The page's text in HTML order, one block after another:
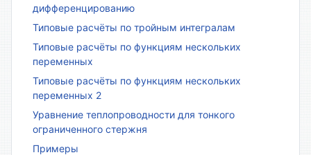
дифференцированию
Типовые расчёты по тройным интегралам
Типовые расчёты по функциям нескольких
переменных
Типовые расчёты по функциям нескольких
переменных 2
Уравнение теплопроводности для тонкого
ограниченного стержня
Примеры